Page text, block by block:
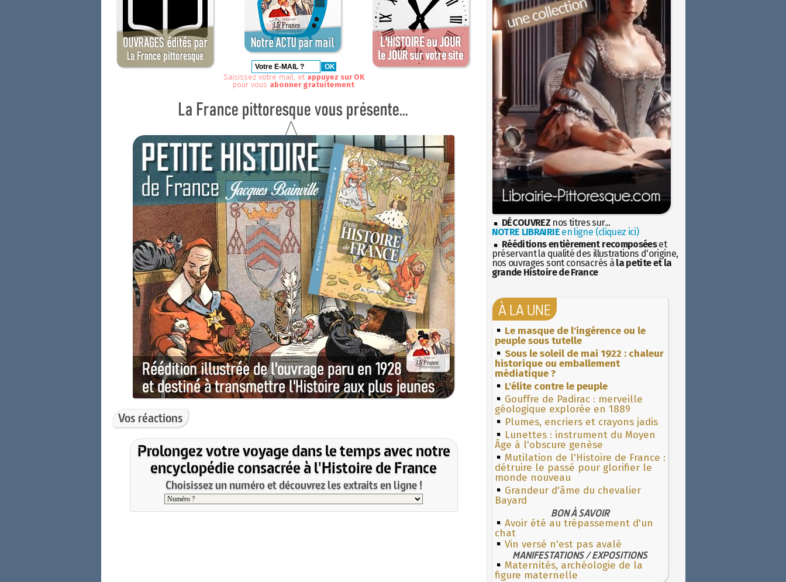
Saisissez votre mail, et appuyez sur OK
pour vous abonner gratuitement
Vos réactions
Prolongez votre voyage dans le temps avec notre
encyclopédie consacrée à l'Histoire de France
Choisissez un numéro et découvrez les extraits en ligne !
DÉCOUVREZ nos titres sur...
NOTRE LIBRAIRIEen ligne (cliquez ici)
Rééditions entièrement recomposéeset
préservant la qualité des illustrations d'origine,
nos ouvrages sont consacrés à la petite et la
grande Histoire de France
À LA UNE
Le masque de l'ingérence ou le
peuple sous tutelle
Sous le soleil de mai 1922 : chaleur
historique ou emballement
médiatique ?
L'élite contre le peuple
Gouffre de Padirac : merveille
géologique explorée en 1889
Plumes, encriers et crayons jadis
Lunettes : instrument du Moyen
Âge à l'obscure genèse
Mutilation de l'Histoire de France :
détruire le passé pour glorifier le
monde nouveau
Grandeur d'âme du chevalier
Bayard
BON À SAVOIR
Avoir été au trépassement d'un
chat
Vin versé n'est pas avalé
MANIFESTATIONS / EXPOSITIONS
Maternités, archéologie de la
figure maternelle